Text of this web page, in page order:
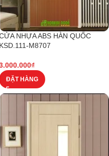
NHỰA ABS HÀN QUỐC
KSD.111-M8707
₫
ĐẶT HÀNG